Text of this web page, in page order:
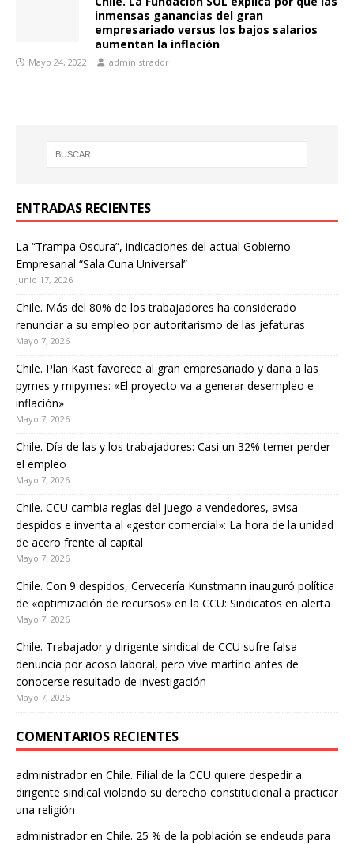
inmensas ganancias del gran
empresariado versus los bajos salarios
aumentan la inflación
Mayo 24, 2022 administrador
ENTRADAS RECIENTES
La “Trampa Oscura”, indicaciones del actual Gobierno
Empresarial “Sala Cuna Universal”
Junio 17, 2026
Chile. Más del 80% de los trabajadores ha considerado
renunciar a su empleo por autoritarismo de las jefaturas
Mayo 7, 2026
Chile. Plan Kast favorece al gran empresariado y daña a las
pymes y mipymes: «El proyecto va a generar desempleo e
inflación»
Mayo 7, 2026
Chile. Día de las y los trabajadores: Casi un 32% temer perder
el empleo
Mayo 7, 2026
Chile. CCU cambia reglas del juego a vendedores, avisa
despidos e inventa al «gestor comercial»: La hora de la unidad
de acero frente al capital
Mayo 7, 2026
Chile. Con 9 despidos, Cervecería Kunstmann inauguró política
de «optimización de recursos» en la CCU: Sindicatos en alerta
Mayo 7, 2026
Chile. Trabajador y dirigente sindical de CCU sufre falsa
denuncia por acoso laboral, pero vive martirio antes de
conocerse resultado de investigación
Mayo 7, 2026
COMENTARIOS RECIENTES
administradoren Chile. Filial de la CCU quiere despedir a
dirigente sindical violando su derecho constitucional a practicar
una religión
administradoren Chile. 25 % de la población se endeuda para